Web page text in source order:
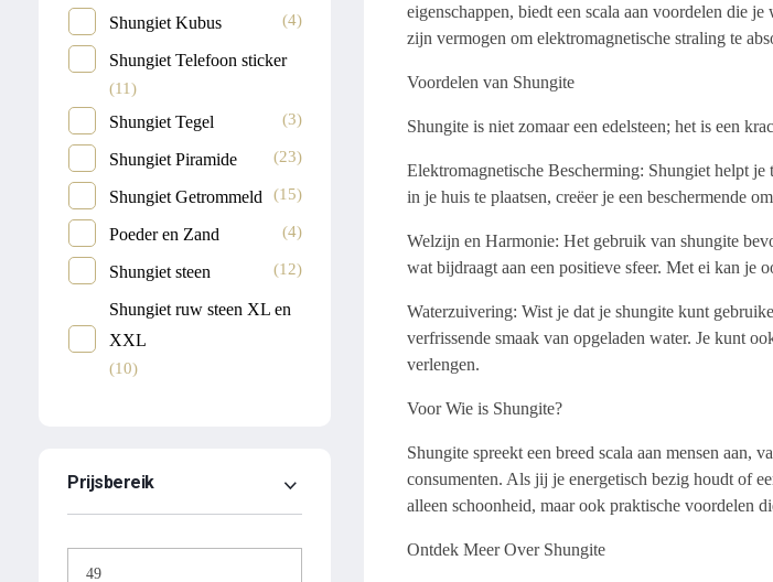
eigenschappen, biedt een scala aan voordelen die
zijn vermogen om elektromagnetische straling te
Voordelen van Shungite
Shungite is niet zomaar een edelsteen; het is een
Elektromagnetische Bescherming: Shungiet helpt
in je huis te plaatsen, creëer je een beschermende
Welzijn en Harmonie: Het gebruik van shungite
wat bijdraagt aan een positieve sfeer. Met ei kan je
Waterzuivering: Wist je dat je shungite kunt
verfrissende smaak van opgeladen water. Je kunt
verlengen.
Voor Wie is Shungite?
Shungite spreekt een breed scala aan mensen aan,
consumenten. Als jij je energetisch bezig houdt of
alleen schoonheid, maar ook praktische voordelen
Ontdek Meer Over Shungite
Shungiet Kubus (4)
Shungiet Telefoon sticker
(11)
Shungiet Tegel (3)
Shungiet Piramide (23)
Shungiet Getrommeld (15)
Poeder en Zand (4)
Shungiet steen (12)
Shungiet ruw steen XL en
XXL
(10)
Prijsbereik